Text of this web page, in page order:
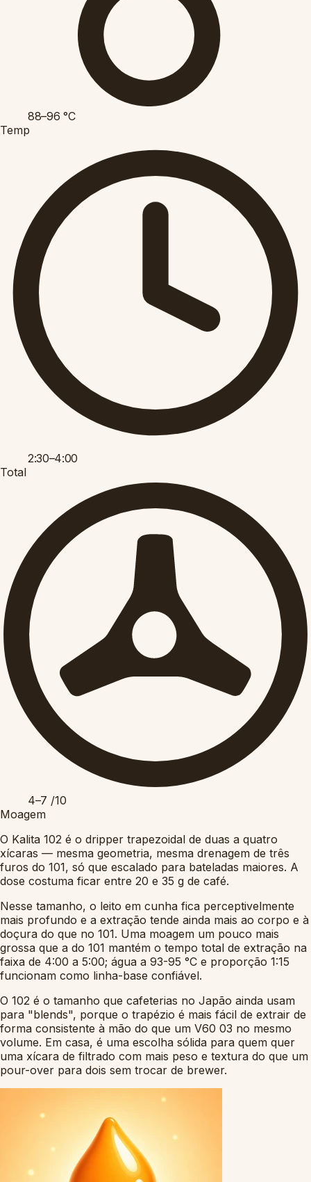
88–96 °C
Temp
2:30–4:00
Total
4–7 /10
Moagem
O Kalita 102 é o dripper trapezoidal de duas a quatro
xícaras — mesma geometria, mesma drenagem de três
furos do 101, só que escalado para bateladas maiores. A
dose costuma ficar entre 20 e 35 g de café.
Nesse tamanho, o leito em cunha fica perceptivelmente
mais profundo e a extração tende ainda mais ao corpo e à
doçura do que no 101. Uma moagem um pouco mais
grossa que a do 101 mantém o tempo total de extração na
faixa de 4:00 a 5:00; água a 93-95 °C e proporção 1:15
funcionam como linha-base confiável.
O 102 é o tamanho que cafeterias no Japão ainda usam
para "blends", porque o trapézio é mais fácil de extrair de
forma consistente à mão do que um V60 03 no mesmo
volume. Em casa, é uma escolha sólida para quem quer
uma xícara de filtrado com mais peso e textura do que um
pour-over para dois sem trocar de brewer.